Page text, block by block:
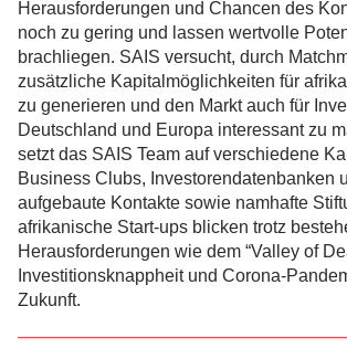
Herausforderungen und Chancen des
noch zu gering und lassen wertvolle
brachliegen. SAIS versucht, durch
zusätzliche Kapitalmöglichkeiten für
zu generieren und den Markt auch für
Deutschland und Europa interessant zu
setzt das SAIS Team auf verschiedene
Business Clubs, Investorendatenbanken
aufgebaute Kontakte sowie namhafte
afrikanische Start-ups blicken trotz
Herausforderungen wie dem “Valley of
Investitionsknappheit und Corona-
Zukunft.